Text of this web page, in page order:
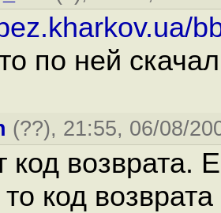
по ней
(??), 21:55, 06/08/
код возврата.
код